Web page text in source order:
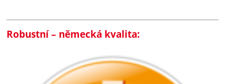
Robustní – německá kvalita: